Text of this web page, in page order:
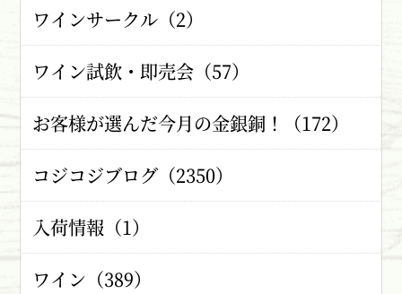
ワインサークル（2）
ワイン試飲・即売会（57）
お客様が選んだ今月の金銀銅！（172）
コジコジブログ（2350）
入荷情報（1）
ワイン（389）